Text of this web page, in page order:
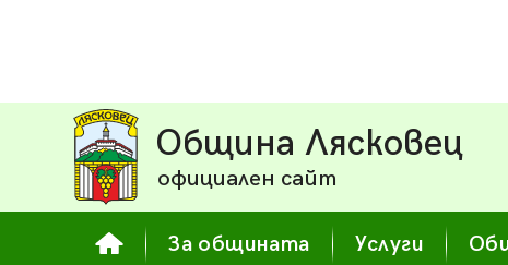
Община Лясковец
официален сайт
За общината Услуги